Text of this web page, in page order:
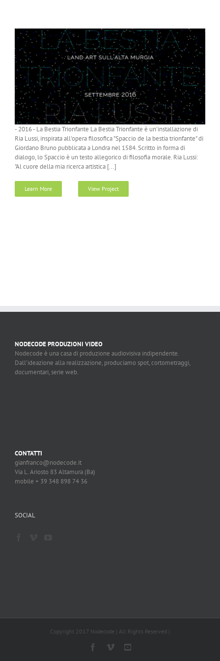
- 2016 - La Bestia Trionfante La Bestia Trionfante è un'installazione di
Ria Lussi, inspirata all'opera filosofica "Spaccio de la bestia trionfante" di
Giordano Bruno pubblicata a Londra nel 1584. Scritto in forma di
dialogo, lo Spaccio è un testo allegorico di filosofia morale. Ria Lussi:
"Al cuore della mia ricerca artistica [...]
Learn More View Project
NODECODE PRODUZIONI VIDEO
Nodecode è una casa di produzione audiovisiva indipendente.
Dall’ideazione alla realizzazione, produciamo spot, cortometraggi,
documentari, serie web.
CONTATTI
gianfranco@nodecode.it
Via L. Ariosto 83 Altamura (Ba)
mobile + 39 348 898 74 36
SOCIAL
Copyright 2017 Nodecode | All Rights Reserved |
Facebook
Vimeo